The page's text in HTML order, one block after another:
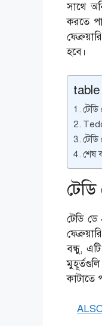
সাথে
করতে
হবে।
শেষ
টেডি
বন্ধু,
কাটাতে